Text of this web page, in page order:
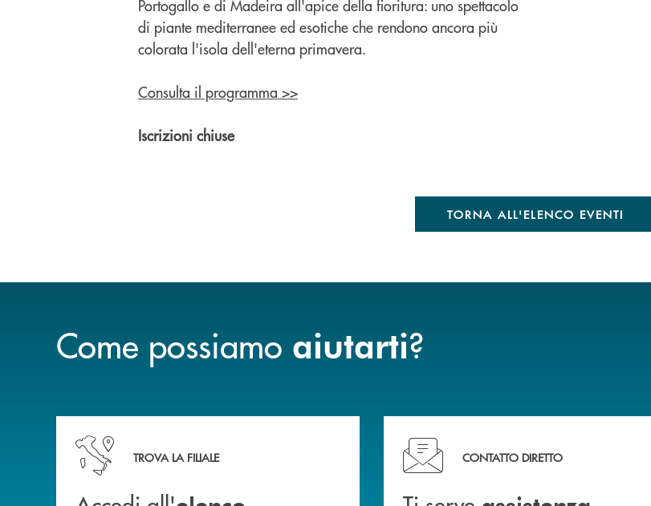
Portogallo e di Madeira all'apice della fioritura: uno spettacolo
di piante mediterranee ed esotiche che rendono ancora più
colorata l'isola dell'eterna primavera.
Consulta il programma >>
Iscrizioni chiuse
TORNA ALL'ELENCO EVENTI
Come possiamo aiutarti?
Accedi all' elenco completo delle nostre&nbsp; filiali .
TROVA LA FILIALE
Ti serve assistenza immediata? Contattaci!
CONTATTO DIRETTO